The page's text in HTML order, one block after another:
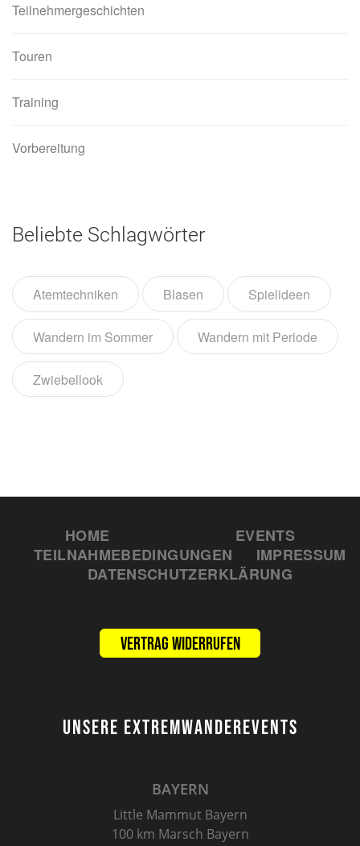
Teilnehmergeschichten
Touren
Training
Vorbereitung
Beliebte Schlagwörter
Atemtechniken Blasen Spielideen
Wandern im Sommer Wandern mit Periode
Zwiebellook
HOME
EVENTS
TEILNAHMEBEDINGUNGEN
IMPRESSUM
DATENSCHUTZERKLÄRUNG
Vertrag widerrufen
UNSERE EXTREMWANDEREVENTS
BAYERN
Little Mammut Bayern
100 km Marsch Bayern